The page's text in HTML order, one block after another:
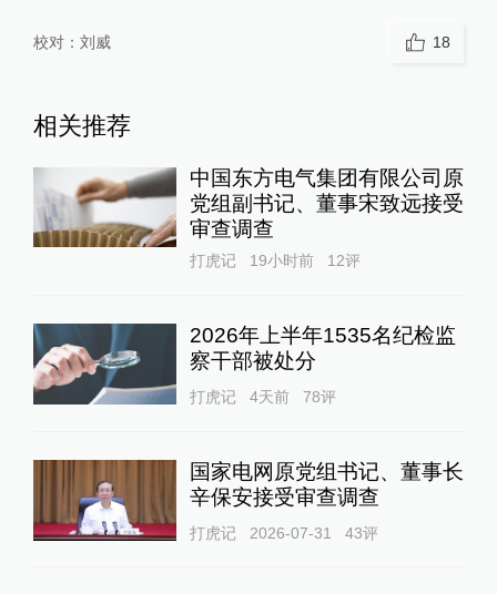
校对： 刘威 18
相关推荐
中国东方电气集团有限公司原
党组副书记、董事宋致远接受
审查调查
打虎记 19小时前 12评
2026年上半年1535名纪检监
察干部被处分
打虎记 4天前 78评
国家电网原党组书记、董事长
辛保安接受审查调查
打虎记 2026-07-31 43评